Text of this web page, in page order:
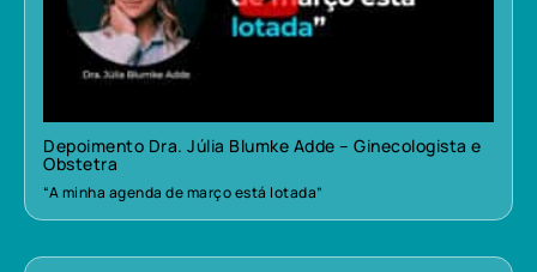
Depoimento Dra. Júlia Blumke Adde – Ginecologista e
Obstetra
“A minha agenda de março está lotada”